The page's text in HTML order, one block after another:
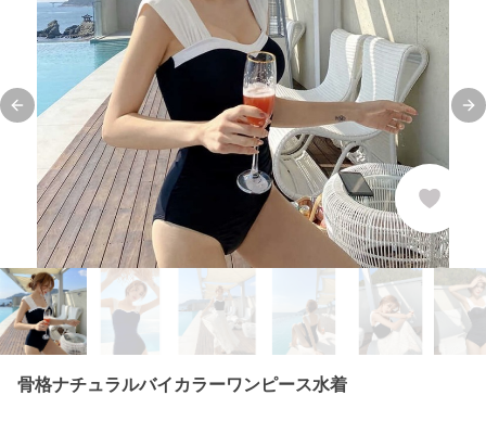
Previous slide
骨格ナチュラルバイカラーワンピース水着